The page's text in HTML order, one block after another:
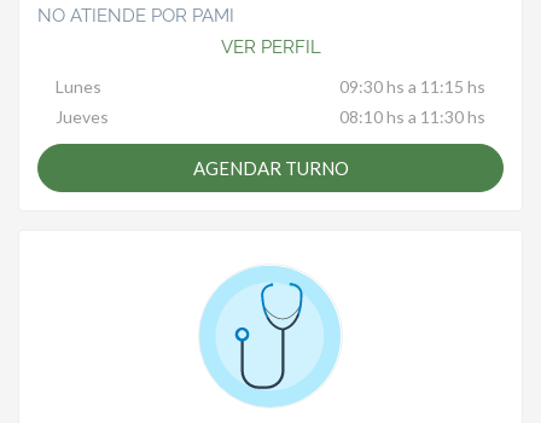
NO ATIENDE POR PAMI
VER PERFIL
Lunes
09:30 hs a 11:15 hs
Jueves
08:10 hs a 11:30 hs
AGENDAR TURNO